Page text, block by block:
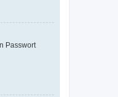
Passwort